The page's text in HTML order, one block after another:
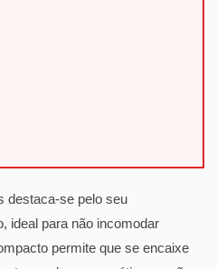
destaca-se pelo seu
ideal para não incomodar
permite que se encaixe